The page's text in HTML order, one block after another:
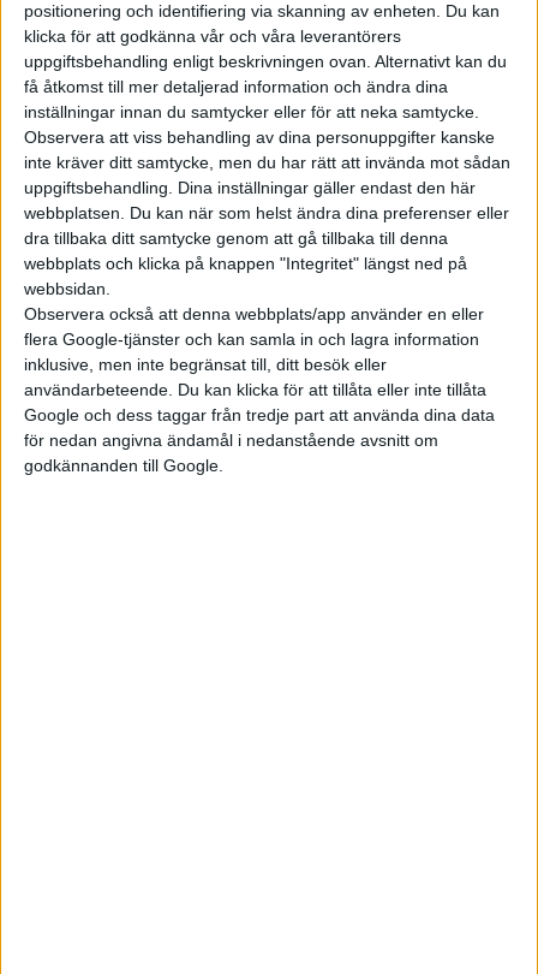
positionering och identifiering via skanning av enheten. Du kan
klicka för att godkänna vår och våra leverantörers
uppgiftsbehandling enligt beskrivningen ovan. Alternativt kan du
få åtkomst till mer detaljerad information och ändra dina
inställningar innan du samtycker eller för att neka samtycke.
Observera att viss behandling av dina personuppgifter kanske
inte kräver ditt samtycke, men du har rätt att invända mot sådan
uppgiftsbehandling. Dina inställningar gäller endast den här
webbplatsen. Du kan när som helst ändra dina preferenser eller
dra tillbaka ditt samtycke genom att gå tillbaka till denna
webbplats och klicka på knappen "Integritet" längst ned på
webbsidan.
Observera också att denna webbplats/app använder en eller
flera Google-tjänster och kan samla in och lagra information
inklusive, men inte begränsat till, ditt besök eller
användarbeteende. Du kan klicka för att tillåta eller inte tillåta
Google och dess taggar från tredje part att använda dina data
för nedan angivna ändamål i nedanstående avsnitt om
godkännanden till Google.
storskaliga tillverkning av solid state-batterier. Nämligen det
japanska oljebolaget Idemitsu. Tillsammans med Toyota ska
de utveckla solid state-batterier som ska lanseras 2027 eller
2028 och börja masstillverkas efter det.
Orsaken till samarbetet är att oljebolaget Idemitsu bedriver
utveckling av en fast elektrolyt baserad på sulfid. Toyota
beskriver det som ”ett lovande material för att uppnå hög
kapacitet och effekt för elbilsbatterier” och att det lämpar sig
väl för masstillverkning.